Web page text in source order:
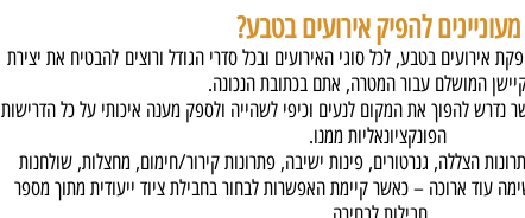
מעוניינים להפיק אירועים בטבע?
אירועים בטבע, לכל סוגי האירועים ובכל סדרי הגודל ורוצים להבטיח את יצירת
המושלם עבור המטרה, אתם בכתובת הנכונה.
נדרש להפוך את המקום לנעים וכיפי לשהייה ולספק מענה איכותי על כל הדרישות
הפונקציונאליות ממנו.
הצללה, גנרטורים, פינות ישיבה, פתרונות קירור/חימום, מחצלות, שולחנות
עוד ארוכה – כאשר קיימת האפשרות לבחור בחבילת ציוד ייעודית מתוך מספר